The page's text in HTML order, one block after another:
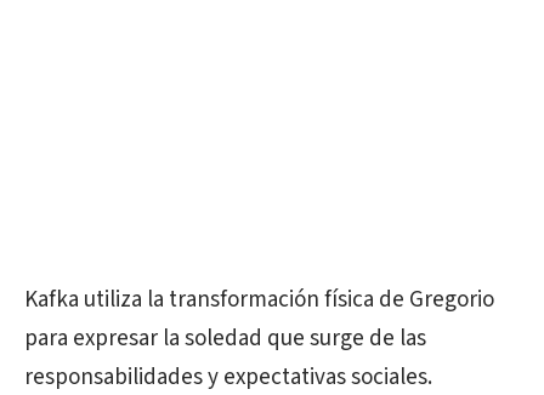
Kafka utiliza la transformación física de Gregorio
para expresar la soledad que surge de las
responsabilidades y expectativas sociales.